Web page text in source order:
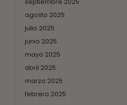
agosto 2025
julio 2025
junio 2025
mayo 2025
abril 2025
marzo 2025
febrero 2025